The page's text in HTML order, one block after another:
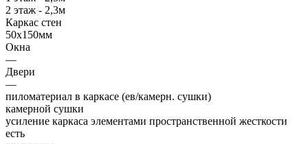
2 этаж - 2,3м
Каркас стен
50х150мм
Окна
—
Двери
—
пиломатериал в каркасе (ев/камерн. сушки)
камерной сушки
усиление каркаса элементами пространственной жесткости
есть